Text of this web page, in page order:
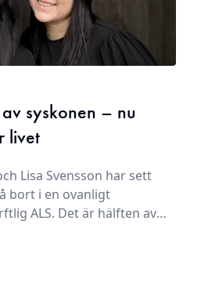
syskonen – nu
livet
Lisa Svensson har sett
bort i en ovanligt
ALS. Det är hälften av
Emmelie vet inte om de